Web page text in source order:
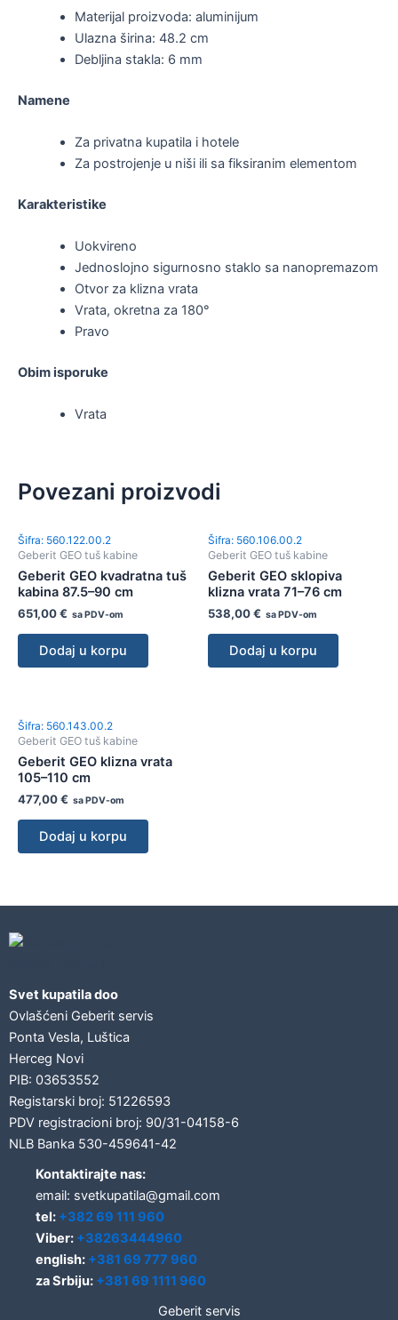
Materijal proizvoda: aluminijum
Ulazna širina: 48.2 cm
Debljina stakla: 6 mm
Namene
Za privatna kupatila i hotele
Za postrojenje u niši ili sa fiksiranim elementom
Karakteristike
Uokvireno
Jednoslojno sigurnosno staklo sa nanopremazom
Otvor za klizna vrata
Vrata, okretna za 180°
Pravo
Obim isporuke
Vrata
Povezani proizvodi
Šifra: 560.122.00.2
Geberit GEO tuš kabine
Geberit GEO kvadratna tuš
kabina 87.5–90 cm
651,00€ sa PDV-om
Dodaj u korpu
Šifra: 560.106.00.2
Geberit GEO tuš kabine
Geberit GEO sklopiva
klizna vrata 71–76 cm
538,00€ sa PDV-om
Dodaj u korpu
Šifra: 560.143.00.2
Geberit GEO tuš kabine
Geberit GEO klizna vrata
105–110 cm
477,00€ sa PDV-om
Dodaj u korpu
Svet kupatila doo
Ovlašćeni Geberit servis
Ponta Vesla, Luštica
Herceg Novi
PIB: 03653552
Registarski broj: 51226593
PDV registracioni broj: 90/31-04158-6
NLB Banka 530-459641-42
Kontaktirajte nas:
email: svetkupatila@gmail.com
tel: +382 69 111 960
Viber: +38263444960
english: +381 69 777 960
za Srbiju: +381 69 1111 960
Geberit servis